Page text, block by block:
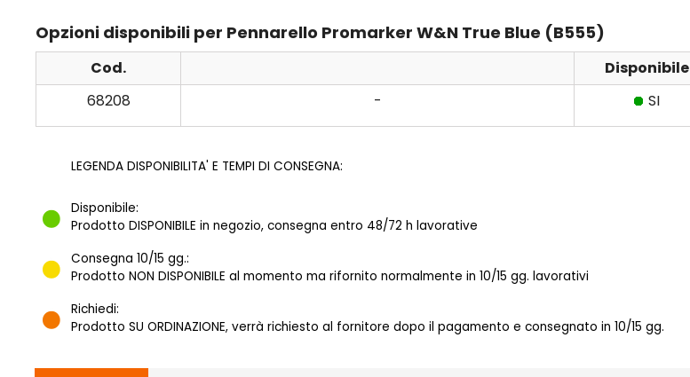
Opzioni disponibili per Pennarello Promarker W&N True Blue (B555)
Cod. Disponibile
68208
- SI
LEGENDA DISPONIBILITA' E TEMPI DI CONSEGNA:
Disponibile:
Prodotto DISPONIBILE in negozio, consegna entro 48/72 h lavorative
Consegna 10/15 gg.:
Prodotto NON DISPONIBILE al momento ma rifornito normalmente in 10/15 gg. lavorativi
Richiedi:
Prodotto SU ORDINAZIONE, verrà richiesto al fornitore dopo il pagamento e consegnato in 10/15 gg.